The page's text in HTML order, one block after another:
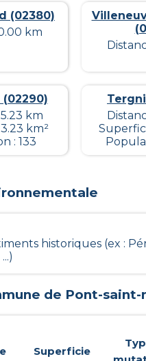
(02380)
km
km
km²
: 133
historiques (ex :
de Pont-saint-
Superficie